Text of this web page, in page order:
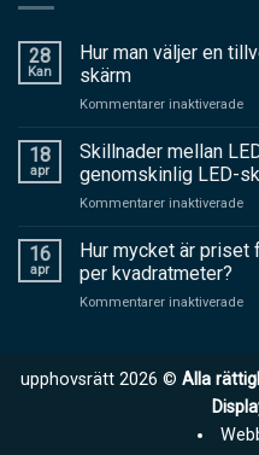
28
Kan
Hur man väljer en
skärm
Kommentarer inaktiveradepå
en
18
apr
Skillnader mellan
genomskinlig LED-
Kommentarer inaktiveradepå
16
apr
Hur mycket är priset
per kvadratmeter?
Kommentarer inaktiveradepå
för
en
upphovsrätt 2026 © Alla